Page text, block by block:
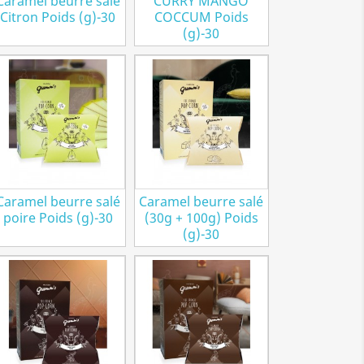
COCCUM Poids
(g)-30
Citron Poids (g)-30
Caramel beurre salé
(30g + 100g) Poids
(g)-30
beurre salé
poire Poids (g)-30